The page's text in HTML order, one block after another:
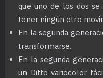
que uno de los dos
tener ningún otro
En la segunda
transformarse.
En la segunda
un Ditto variocolor